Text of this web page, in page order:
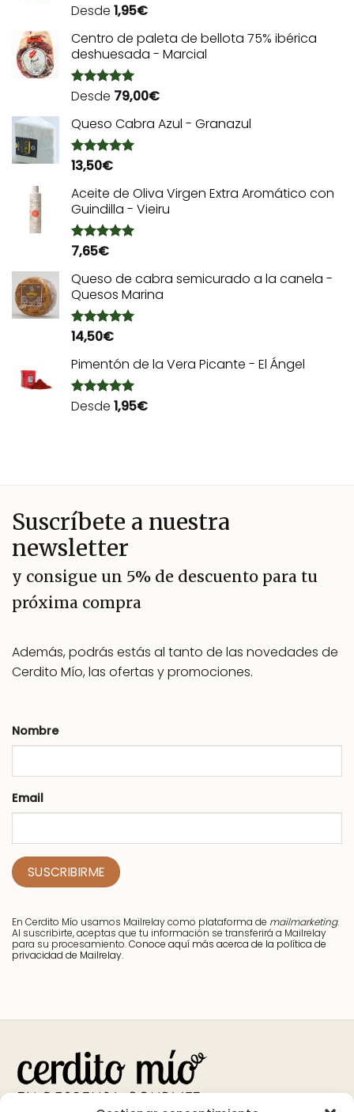
Valorado
de 5
Desde 1,95€
Centro de paleta de bellota 75% ibérica
deshuesada - Marcial
Valorado
de 5
Desde 79,00€
Queso Cabra Azul - Granazul
Valorado
de 5
13,50€
Aceite de Oliva Virgen Extra Aromático con
Guindilla - Vieiru
Valorado
de 5
7,65€
Queso de cabra semicurado a la canela -
Quesos Marina
Valorado
de 5
14,50€
Pimentón de la Vera Picante - El Ángel
Valorado
Desde 1,95€
Suscríbete a nuestra
newsletter
y consigue un 5% de descuento para tu
próxima compra
Además, podrás estás al tanto de las novedades de
Cerdito Mío, las ofertas y promociones.
Nombre
Email
En Cerdito Mío usamos Mailrelay como plataforma de mailmarketing.
Al suscribirte, aceptas que tu información se transferirá a Mailrelay
para su procesamiento.Conoce aquí más acerca de la política de
privacidad de Mailrelay.